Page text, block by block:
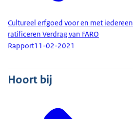
Cultureel erfgoed voor en met
ratificeren Verdrag van FARO
Rapport11-02-2021
Hoort bij